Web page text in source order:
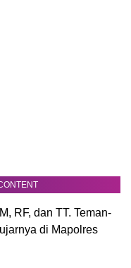
RF, dan TT. Teman-
di Mapolres